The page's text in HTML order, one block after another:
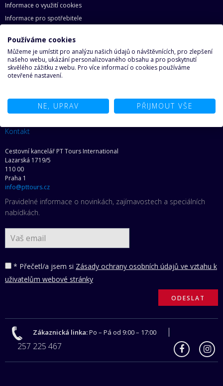
Informace o využití cookies
Informace pro spotřebitele
Základní práva zákazníka
Mapa webu
O lodích
Najděte svoji loď snů
Kontakt
Cestovní kancelář PT Tours International
Lazarská 1719/5
110 00
Praha 1
info@pttours.cz
Pravidelné informace o novinkách, zajímavostech a speciálních
nabídkách.
* Přečetl/a jsem si Zásady ochrany osobních údajů ve vztahu k
uživatelům webové stránky
Zákaznická linka:Po – Pá od 9:00 – 17:00
257 225 467
Používáme cookies
Můžeme je umístit pro analýzu našich údajů o návštěvnících, pro zlepšení
našeho webu, ukázání personalizovaného obsahu a pro poskytnutí
skvělého zážitku z webu. Pro více informací o cookies používáme
otevřené nastavení.
NE, UPRAV PŘIJMOUT VŠE